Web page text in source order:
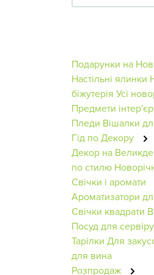
Подарунки на
Настільні ялинки
біжутерія Усі
Предмети
Пледи Вішалки
Гід по Декору
Декор на
по стилю
Свічки і аромати
Ароматизатори
Свічки квадрати
Посуд для
Тарілки Для
для вина
Розпродаж